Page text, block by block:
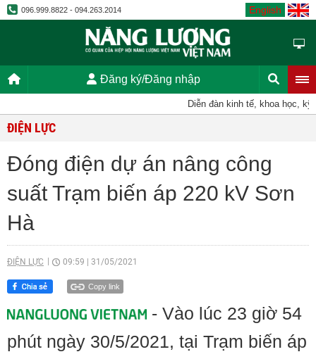
096.999.8822 - 094.263.2014 English
Đăng ký/Đăng nhập
Diễn đàn kinh tế, khoa học, kỹ
ĐIỆN LỰC
Đóng điện dự án nâng công
suất Trạm biến áp 220 kV Sơn
Hà
ĐIỆN LỰC 09:59 31/05/2021
Copy link
- Vào lúc 23 giờ 54
phút ngày 30/5/2021, tại Trạm biến áp